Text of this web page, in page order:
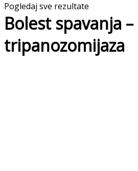
Pogledaj sve rezultate
Bolest spavanja –
tripanozomijaza